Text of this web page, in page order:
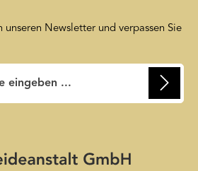
unseren Newsletter und verpassen Sie
insoweit verwiesen.